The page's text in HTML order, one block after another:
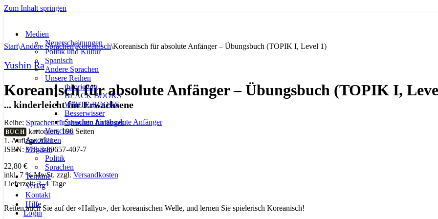
Zum Inhalt springen
Medien
Neuerscheinungen
Politik und Kultur
Spanisch
Andere Sprachen
Unsere Reihen
theorie.org
BLACK BOOKS
WHITE BOOKS
Besserwisser
Sprachen für absolute Anfänger
Vorschau
AutorInnen
Magazin
Politik
Sprachen
Termine
Verlag
Kontakt
Hilfe
Login
Start\Andere Sprachen\Koreanisch\Koreanisch für absolute Anfänger – Übungsbuch (TOPIK I, Level 1)
Yushin Ra
Koreanisch für absolute Anfänger – Übungsbuch (TOPIK I,
... kinderleicht für Erwachsene
Reihe: Sprachen für absolute Anfänger
BUCH kartoniert, 196 Seiten
1. Auflage 2021
ISBN: 978-3-89657-407-7
22,80 €
inkl. 7 % MwSt. zzgl. Versandkosten
Lieferzeit:3–4 Tage
Reiten auch Sie auf der «Hallyu», der koreanischen Welle, und lernen Sie spielerisch Koreanisch!